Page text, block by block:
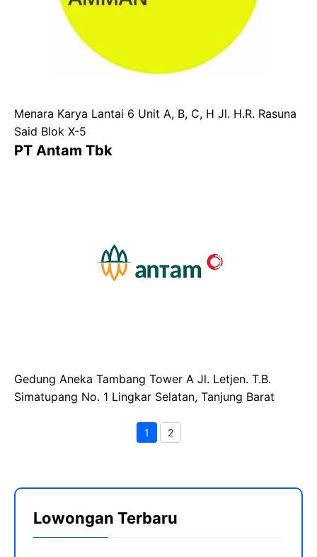
Menara Karya Lantai 6 Unit A, B, C, H Jl. H.R. Rasuna
Said Blok X-5
PT Antam Tbk
Gedung Aneka Tambang Tower A Jl. Letjen. T.B.
Simatupang No. 1 Lingkar Selatan, Tanjung Barat
Halaman
1 2
Lowongan Terbaru